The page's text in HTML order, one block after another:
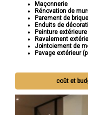
Maçonnerie
Rénovation de
Parement de
Enduits de
Peinture extérieure
Ravalement
Jointoiement de
Pavage extérieur
coût et